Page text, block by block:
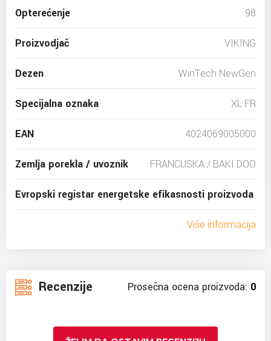
Opterećenje 98
Proizvodjač VIKING
Dezen WinTech NewGen
Specijalna oznaka XL FR
EAN 4024069005000
Zemlja porekla / uvoznik FRANCUSKA / BAKI DOO
Evropski registar energetske efikasnosti proizvoda
Više informacija
Recenzije Prosečna ocena proizvoda: 0